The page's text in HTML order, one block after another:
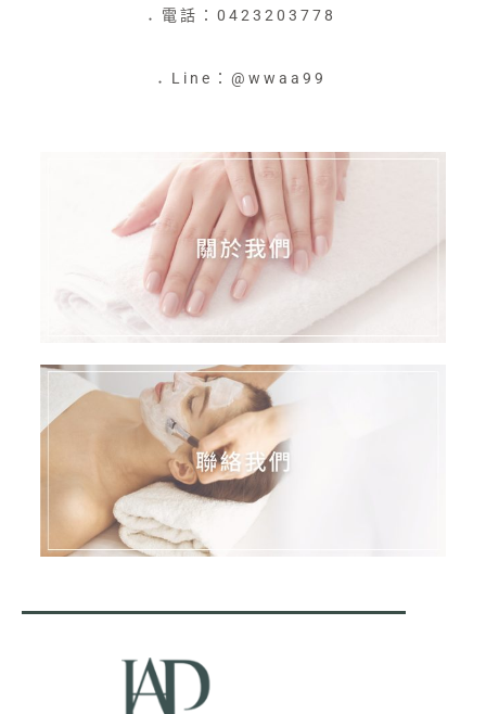
● 電話：0423203778
● Line：@wwaa99